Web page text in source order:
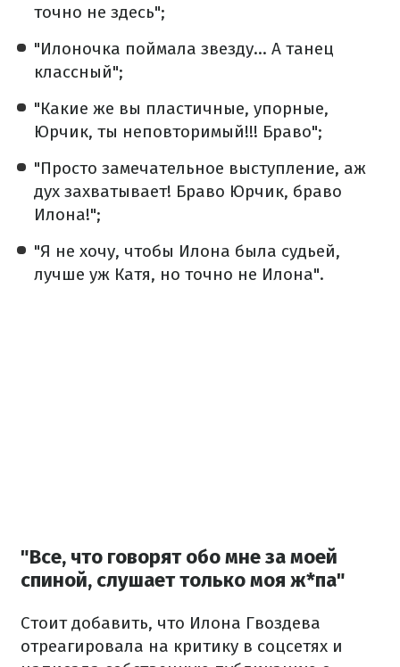
точно не здесь";
"Илоночка поймала звезду... А танец
классный";
"Какие же вы пластичные, упорные,
Юрчик, ты неповторимый!!! Браво";
"Просто замечательное выступление, аж
дух захватывает! Браво Юрчик, браво
Илона!";
"Я не хочу, чтобы Илона была судьей,
лучше уж Катя, но точно не Илона".
"Все, что говорят обо мне за моей
спиной, слушает только моя ж*па"
Стоит добавить, что Илона Гвоздева
отреагировала на критику в соцсетях и